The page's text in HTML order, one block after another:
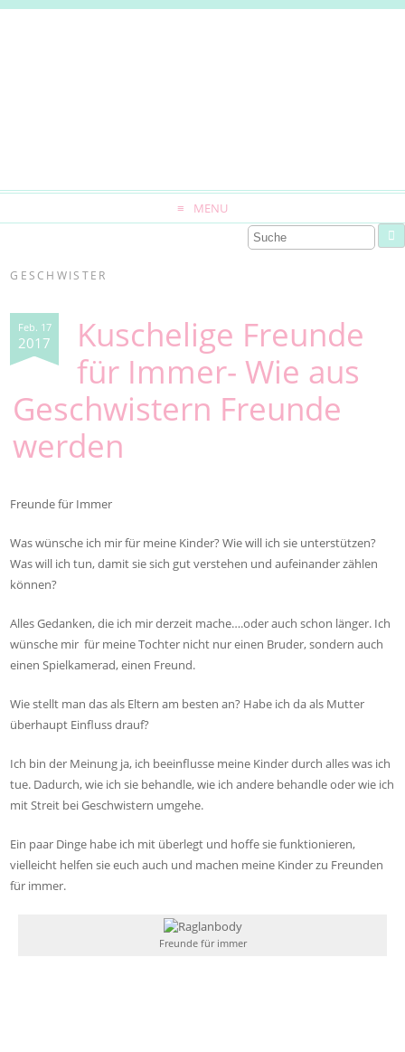
MENU
GESCHWISTER
Feb. 17
2017
Kuschelige Freunde
für Immer- Wie aus
Geschwistern Freunde
werden
Freunde für Immer
Was wünsche ich mir für meine Kinder? Wie will ich sie unterstützen?
Was will ich tun, damit sie sich gut verstehen und aufeinander zählen
können?
Alles Gedanken, die ich mir derzeit mache….oder auch schon länger. Ich
wünsche mir für meine Tochter nicht nur einen Bruder, sondern auch
einen Spielkamerad, einen Freund.
Wie stellt man das als Eltern am besten an? Habe ich da als Mutter
überhaupt Einfluss drauf?
Ich bin der Meinung ja, ich beeinflusse meine Kinder durch alles was ich
tue. Dadurch, wie ich sie behandle, wie ich andere behandle oder wie ich
mit Streit bei Geschwistern umgehe.
Ein paar Dinge habe ich mit überlegt und hoffe sie funktionieren,
vielleicht helfen sie euch auch und machen meine Kinder zu Freunden
für immer.
Freunde für immer